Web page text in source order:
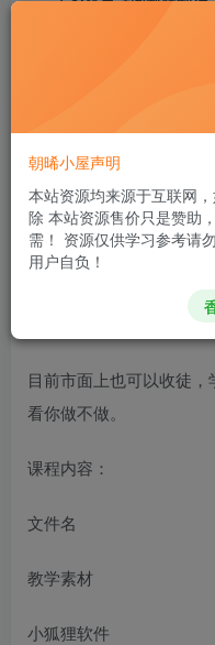
云天AI风景动图视频制
拍类的动态视频，奇特的
等等统统都可以，极其
的推流，进而涨粉，起号
起号后没可以接旅游景
粉10万，星图广告变现1
目前市面上也可以收徒
看你做不做。
课程内容：
文件名
教学素材
小狐狸软件
朝晞小屋声明
本站资源均来源于互联网
除 本站资源售价只是赞助
需！ 资源仅供学习参考请
用户自负！